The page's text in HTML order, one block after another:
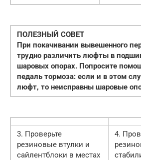
ПОЛЕЗНЫЙ СОВЕТ
При покачивании вывешенного
трудно различить люфты в
шаровых опорах. Попросите
педаль тормоза: если и в этом
люфт, то неисправны шаровые
3. Проверьте
резиновые втулки и
сайлентблоки в местах
4.